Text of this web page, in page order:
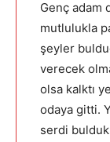
Genç adam
mutlulukla
şeyler
verecek
olsa kalktı
odaya gitti.
serdi